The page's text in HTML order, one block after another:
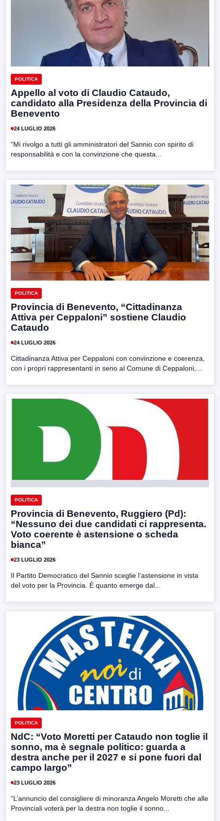
POLITICA
Appello al voto di Claudio Cataudo,
candidato alla Presidenza della Provincia di
Benevento
24 LUGLIO 2026
“Mi rivolgo a tutti gli amministratori del Sannio con spirito di
responsabilità e con la convinzione che questa...
POLITICA
Provincia di Benevento, “Cittadinanza
Attiva per Ceppaloni” sostiene Claudio
Cataudo
24 LUGLIO 2026
Cittadinanza Attiva per Ceppaloni con convinzione e coerenza,
con i propri rappresentanti in seno al Comune di Ceppaloni,...
POLITICA
Provincia di Benevento, Ruggiero (Pd):
“Nessuno dei due candidati ci rappresenta.
Voto coerente è astensione o scheda
bianca”
23 LUGLIO 2026
Il Partito Democratico del Sannio sceglie l’astensione in vista
del voto per la Provincia. È quanto emerge dal...
POLITICA
NdC: “Voto Moretti per Cataudo non toglie il
sonno, ma è segnale politico: guarda a
destra anche per il 2027 e si pone fuori dal
campo largo”
23 LUGLIO 2026
“L’annuncio del consigliere di minoranza Angelo Moretti che alle
Provinciali voterà per la destra non toglie il sonno...